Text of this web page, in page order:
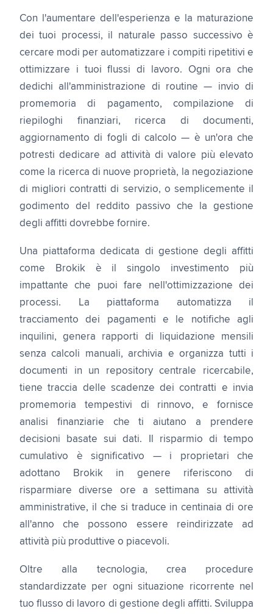
Con l'aumentare dell'esperienza e la maturazione
dei tuoi processi, il naturale passo successivo è
cercare modi per automatizzare i compiti ripetitivi e
ottimizzare i tuoi flussi di lavoro. Ogni ora che
dedichi all'amministrazione di routine — invio di
promemoria di pagamento, compilazione di
riepiloghi finanziari, ricerca di documenti,
aggiornamento di fogli di calcolo — è un'ora che
potresti dedicare ad attività di valore più elevato
come la ricerca di nuove proprietà, la negoziazione
di migliori contratti di servizio, o semplicemente il
godimento del reddito passivo che la gestione
degli affitti dovrebbe fornire.
Una piattaforma dedicata di gestione degli affitti
come Brokik è il singolo investimento più
impattante che puoi fare nell'ottimizzazione dei
processi. La piattaforma automatizza il
tracciamento dei pagamenti e le notifiche agli
inquilini, genera rapporti di liquidazione mensili
senza calcoli manuali, archivia e organizza tutti i
documenti in un repository centrale ricercabile,
tiene traccia delle scadenze dei contratti e invia
promemoria tempestivi di rinnovo, e fornisce
analisi finanziarie che ti aiutano a prendere
decisioni basate sui dati. Il risparmio di tempo
cumulativo è significativo — i proprietari che
adottano Brokik in genere riferiscono di
risparmiare diverse ore a settimana su attività
amministrative, il che si traduce in centinaia di ore
all'anno che possono essere reindirizzate ad
attività più produttive o piacevoli.
Oltre alla tecnologia, crea procedure
standardizzate per ogni situazione ricorrente nel
tuo flusso di lavoro di gestione degli affitti. Sviluppa